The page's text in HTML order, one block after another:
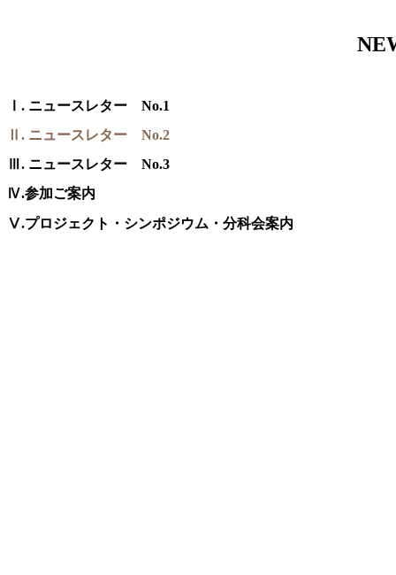
Ⅰ. ニュースレター No.1
Ⅱ. ニュースレター No.2
Ⅲ. ニュースレター No.3
Ⅳ.参加ご案内
Ⅴ.プロジェクト・シンポジウム・分科会案内